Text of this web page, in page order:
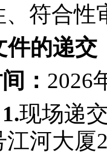
符合性
件的递交
： 2026
1.现场递
江河大